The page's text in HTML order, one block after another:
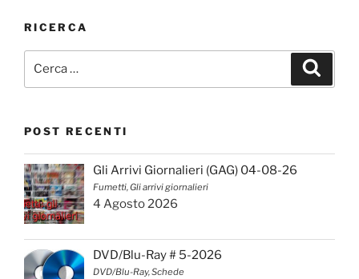
RICERCA
POST RECENTI
Gli Arrivi Giornalieri (GAG) 04-08-26
Fumetti, Gli arrivi giornalieri
4 Agosto 2026
DVD/Blu-Ray # 5-2026
DVD/Blu-Ray, Schede